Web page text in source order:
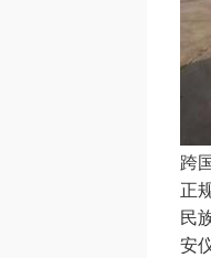
跨
正
民
安